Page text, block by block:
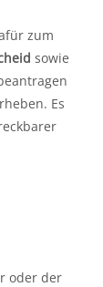
zum
sowie
Es
oder der